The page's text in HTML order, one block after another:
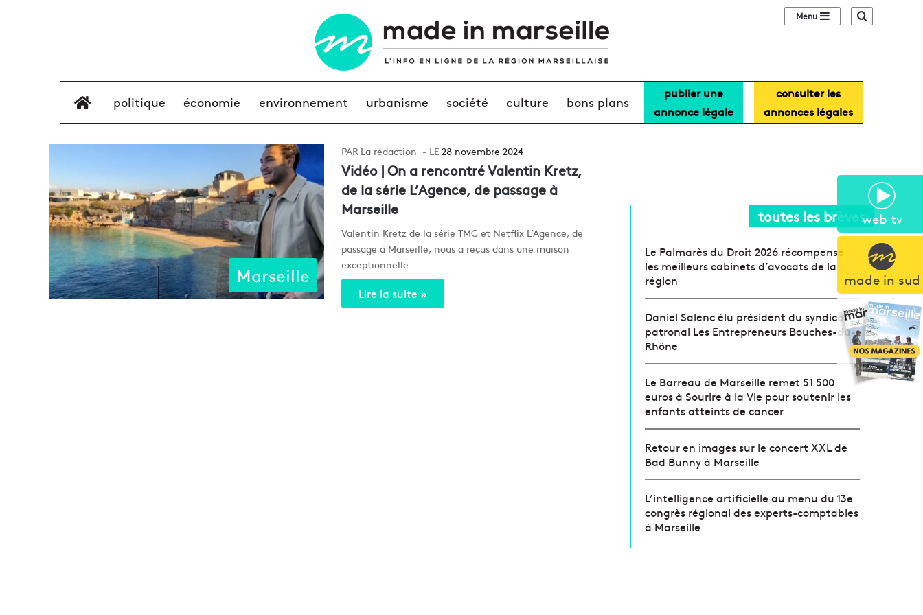
web tv
made in sud
Sidebar (barre
élément de menu
politique économie environnement urbanisme société culture bons plans
publier une
annonce légale
consulter les
annonces légales
Marseille
La rédaction 28 novembre 2024
Vidéo | On a rencontré Valentin Kretz,
de la série L’Agence, de passage à
Marseille
Valentin Kretz de la série TMC et Netflix L’Agence, de
passage à Marseille, nous a reçus dans une maison
exceptionnelle…
Lire la suite »
toutes les brèves
Le Palmarès du Droit 2026 récompense
les meilleurs cabinets d’avocats de la
région
Daniel Salenc élu président du syndicat
patronal Les Entrepreneurs Bouches-du-
Rhône
Le Barreau de Marseille remet 51 500
euros à Sourire à la Vie pour soutenir les
enfants atteints de cancer
Retour en images sur le concert XXL de
Bad Bunny à Marseille
L’intelligence artificielle au menu du 13e
congrès régional des experts-comptables
à Marseille